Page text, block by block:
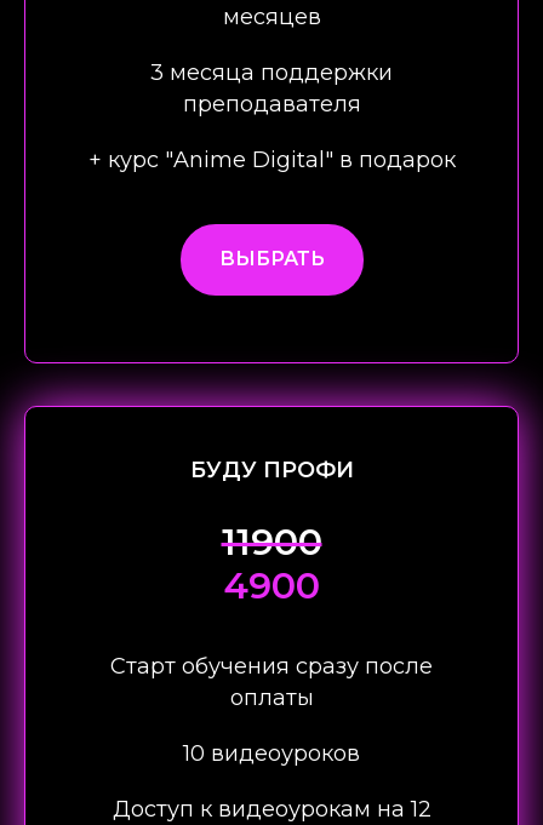
месяцев
3 месяца поддержки
преподавателя
+ курс "Anime Digital" в подарок
ВЫБРАТЬ
БУДУ ПРОФИ
11900
4900
Старт обучения сразу после
оплаты
10 видеоуроков
Доступ к видеоурокам на 12